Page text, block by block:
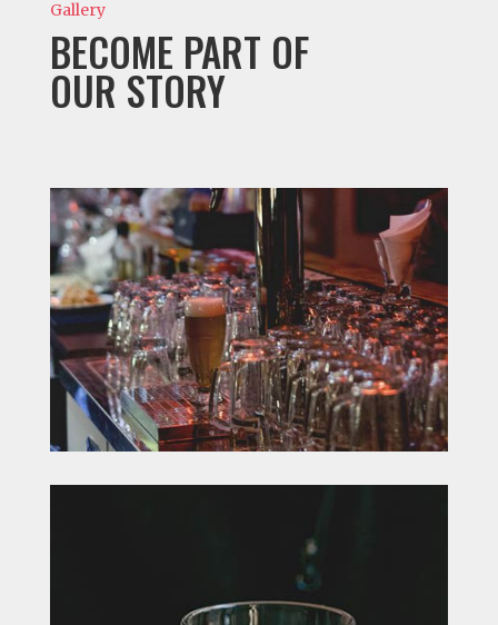
Gallery
BECOME PART OF
OUR STORY